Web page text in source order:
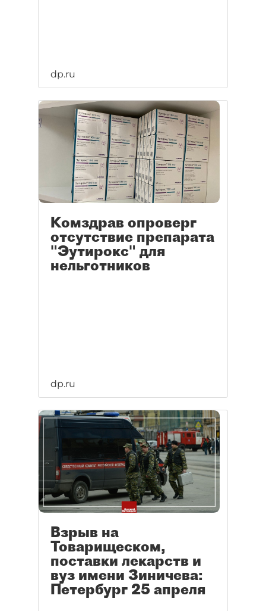
dp.ru
Комздрав опроверг
отсутствие препарата
"Эутирокс" для
нельготников
dp.ru
Взрыв на
Товарищеском,
поставки лекарств и
вуз имени Зиничева:
Петербург 25 апреля